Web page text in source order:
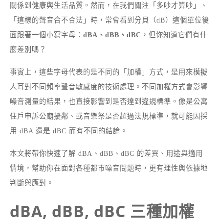
關係到健康與生活品質。然而，在我們關注「多吵才算吵」、
「這樣的聲音合不合法」時，常會看到分貝（dB）這個單位後
面跟著一個小寫字母： dBA、dBB、dBC ，但你知道它們有什
麼差別嗎？
事實上，這些字母代表的是不同的「加權」方式，是用來模擬
人耳對不同頻率聲音敏感度的技術處理。不同加權方式會影響
噪音測量的結果，也直接影響到是否達到違規標準。像是公寓
住戶申訴公廟擾鄰、或音樂祭是否超過法規標準，就可能因採
用 dBA 還是 dBC 而有不同的結論。
本文將帶你快速了解 dBA、dBB、dBC 的差異、用途與適用
情境，幫助你在面對各種都市噪音問題時，更有理性與依據地
判斷與應對。
dBA, dBB, dBC 三種加權